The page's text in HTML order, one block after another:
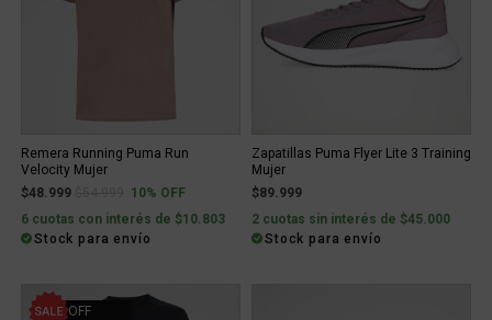
Remera Running Puma Run
Velocity Mujer
$48.999
Price reduced from
to10% OFF
6 cuotas con interés de $10.803
Stock para envío
Zapatillas Puma Flyer Lite 3 Training
Mujer
$89.999
2 cuotas sin interés de $45.000
Stock para envío
10% OFF